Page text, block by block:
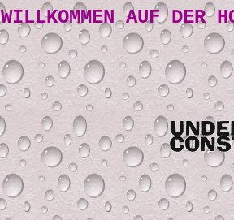
WILLKOMMEN AUF DER